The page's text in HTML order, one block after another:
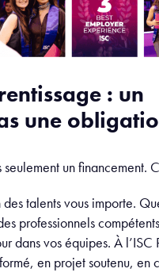
: un
une
seulement un financement.
talents vous importe.
professionnels
dans vos équipes. À l’ISC
en projet soutenu, en